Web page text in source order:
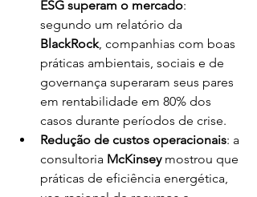
ESG superam o mercado:
segundo um relatório da
BlackRock, companhias com boas
práticas ambientais, sociais e de
governança superaram seus pares
em rentabilidade em 80% dos
casos durante períodos de crise.
Redução de custos operacionais: a
consultoria McKinsey mostrou que
práticas de eficiência energética,